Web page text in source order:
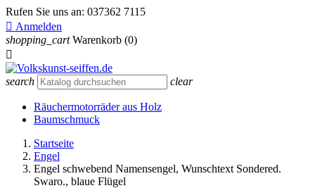
Rufen Sie uns an: 037362 7115
 Anmelden
shopping_cart Warenkorb (0)

search clear
Räuchermotorräder aus Holz
Baumschmuck
Startseite
Engel
Engel schwebend Namensengel, Wunschtext Sondered.
Swaro., blaue Flügel